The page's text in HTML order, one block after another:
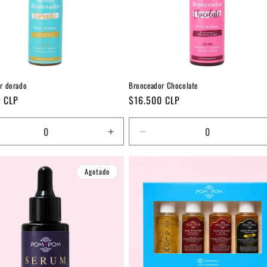
dorado
Aumentar
cantidad
Default
Bronceador Chocolate
Precio
habitual
$16.500 CLP
cantidad
Title
Agotado